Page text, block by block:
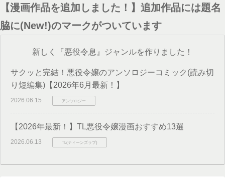
【漫画作品を追加しました！】追加作品には題名
脇に(New!)のマークがついています
新しく『悪役令息』ジャンルを作りました！
サクッと完結！悪役令嬢のアンソロジーコミック(読み切
り短編集)【2026年6月最新！】
2026.06.15 アンソロジー
【2026年最新！】TL悪役令嬢漫画おすすめ13選
2026.06.13 TL(ティーンズラブ)